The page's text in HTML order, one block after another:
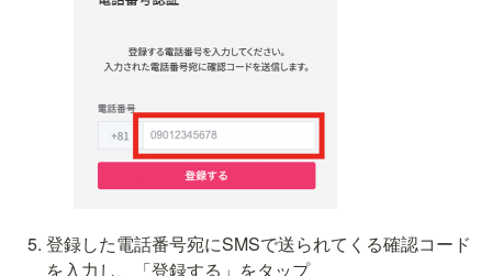
登録した電話番号宛にSMSで送られてくる確認コード
を入力し、「登録する」をタップ